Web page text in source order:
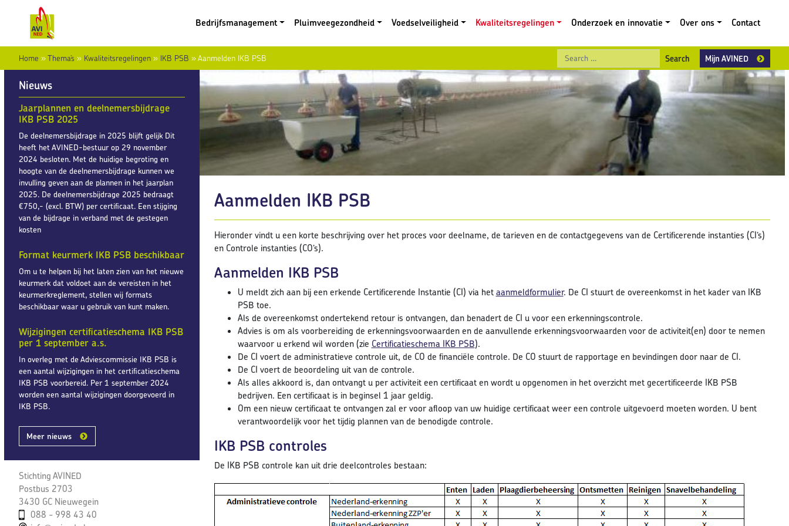
Bedrijfsmanagement
Pluimveegezondheid Voedselveiligheid Kwaliteitsregelingen Onderzoek en innovatie Over ons Contact
Home »Thema’s » Kwaliteitsregelingen » IKB PSB »Aanmelden IKB PSB Search
Mijn AVINED
Nieuws
Jaarplannen en deelnemersbijdrage
IKB PSB 2025
De deelnemersbijdrage in 2025 blijft gelijk Dit
heeft het AVINED-bestuur op 29 november
2024 besloten. Met de huidige begroting en
hoogte van de deelnemersbijdrage kunnen we
invulling geven aan de plannen in het jaarplan
2025. De deelnemersbijdrage 2025 bedraagt
€750,- (excl. BTW) per certificaat. Een stijging
van de bijdrage in verband met de gestegen
kosten
Format keurmerk IKB PSB beschikbaar
Om u te helpen bij het laten zien van het nieuwe
keurmerk dat voldoet aan de vereisten in het
keurmerkreglement, stellen wij formats
beschikbaar waar u gebruik van kunt maken.
Wijzigingen certificatieschema IKB PSB
per 1 september a.s.
In overleg met de Adviescommissie IKB PSB is
een aantal wijzigingen in het certificatieschema
IKB PSB voorbereid. Per 1 september 2024
worden een aantal wijzigingen doorgevoerd in
IKB PSB.
Meer nieuws
Stichting AVINED
Postbus 2703
3430 GC Nieuwegein
088 - 998 43 40
Aanmelden IKB PSB
Hieronder vindt u een korte beschrijving over het proces voor deelname, de tarieven en de contactgegevens van de Certificerende instanties (CI’s)
en Controle instanties (CO’s).
Aanmelden IKB PSB
U meldt zich aan bij een erkende Certificerende Instantie (CI) via hetaanmeldformulier. De CI stuurt de overeenkomst in het kader van IKB
PSB toe.
Als de overeenkomst ondertekend retour is ontvangen, dan benadert de CI u voor een erkenningscontrole.
Advies is om als voorbereiding de erkenningsvoorwaarden en de aanvullende erkenningsvoorwaarden voor de activiteit(en) door te nemen
waarvoor u erkend wil worden (zie Certificatieschema IKB PSB).
De CI voert de administratieve controle uit, de CO de financiële controle. De CO stuurt de rapportage en bevindingen door naar de CI.
De CI voert de beoordeling uit van de controle.
Als alles akkoord is, dan ontvangt u per activiteit een certificaat en wordt u opgenomen in het overzicht met gecertificeerde IKB PSB
bedrijven. Een certificaat is in beginsel 1 jaar geldig.
Om een nieuw certificaat te ontvangen zal er voor afloop van uw huidige certificaat weer een controle uitgevoerd moeten worden. U bent
verantwoordelijk voor het tijdig plannen van de benodigde controle.
IKB PSB controles
De IKB PSB controle kan uit drie deelcontroles bestaan: